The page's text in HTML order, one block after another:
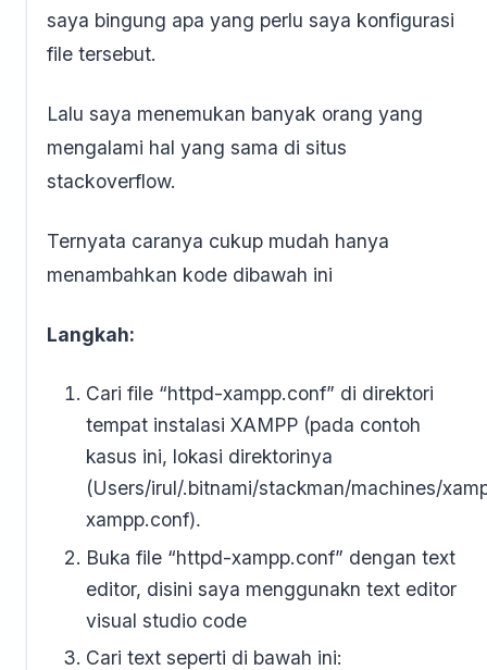
saya bingung apa yang perlu saya konfigurasi
file tersebut.
Lalu saya menemukan banyak orang yang
mengalami hal yang sama di situs
stackoverflow.
Ternyata caranya cukup mudah hanya
menambahkan kode dibawah ini
Langkah:
Cari file “httpd-xampp.conf” di direktori
tempat instalasi XAMPP (pada contoh
kasus ini, lokasi direktorinya
(Users/irul/.bitnami/stackman/machines/
xampp.conf).
Buka file “httpd-xampp.conf” dengan text
editor, disini saya menggunakn text editor
visual studio code
Cari text seperti di bawah ini: